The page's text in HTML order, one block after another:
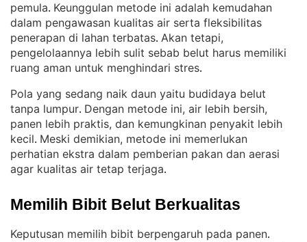
pemula. Keunggulan metode ini adalah kemudahan
dalam pengawasan kualitas air serta fleksibilitas
penerapan di lahan terbatas. Akan tetapi,
pengelolaannya lebih sulit sebab belut harus memiliki
ruang aman untuk menghindari stres.
Pola yang sedang naik daun yaitu budidaya belut
tanpa lumpur. Dengan metode ini, air lebih bersih,
panen lebih praktis, dan kemungkinan penyakit lebih
kecil. Meski demikian, metode ini memerlukan
perhatian ekstra dalam pemberian pakan dan aerasi
agar kualitas air tetap terjaga.
Memilih Bibit Belut Berkualitas
Keputusan memilih bibit berpengaruh pada panen